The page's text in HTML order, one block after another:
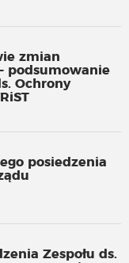
zmian
podsumowanie
Ochrony
posiedzenia
Zespołu ds.